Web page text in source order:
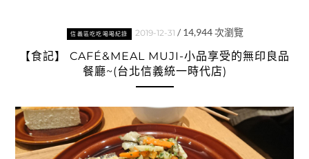
信義區吃吃喝喝紀錄 2019-12-31 / 14,944次瀏覽
【食記】 CAFÉ&MEAL MUJI-小品享受的無印良品
餐廳~(台北信義統一時代店)